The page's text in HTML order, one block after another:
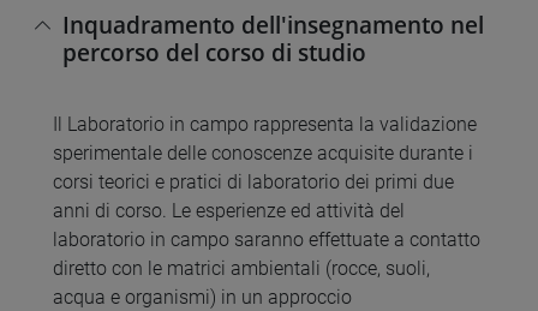
Inquadramento dell'insegnamento nel
percorso del corso di studio
Il Laboratorio in campo rappresenta la validazione
sperimentale delle conoscenze acquisite durante i
corsi teorici e pratici di laboratorio dei primi due
anni di corso. Le esperienze ed attività del
laboratorio in campo saranno effettuate a contatto
diretto con le matrici ambientali (rocce, suoli,
acqua e organismi) in un approccio